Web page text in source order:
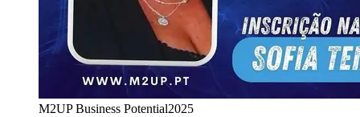
M2UP Business Potential2025